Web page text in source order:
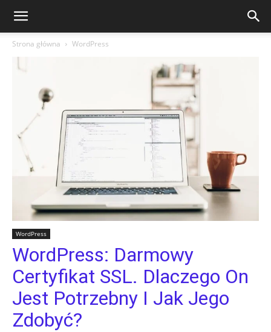
Strona główna WordPress
WordPress
WordPress: Darmowy
Certyfikat SSL. Dlaczego On
Jest Potrzebny I Jak Jego
Zdobyć?